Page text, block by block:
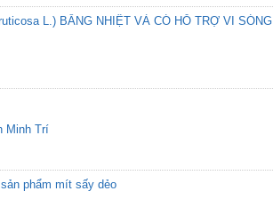
L.) BẰNG NHIỆT VÀ CÓ HỖ TRỢ VI SÓNG
Minh Trí
phẩm mít sấy dẻo